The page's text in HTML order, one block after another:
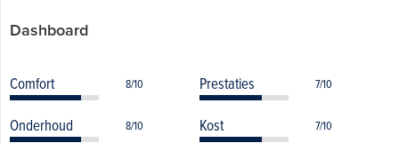
Dashboard
Comfort 8/10 Prestaties 7/10
Onderhoud 8/10 Kost 7/10